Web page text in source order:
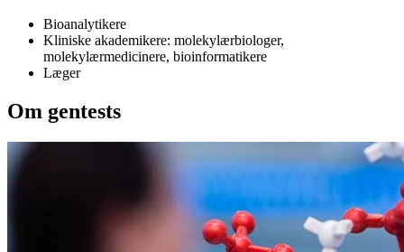
Bioanalytikere
Kliniske akademikere: molekylærbiologer,
molekylærmedicinere, bioinformatikere
Læger
Om gentests